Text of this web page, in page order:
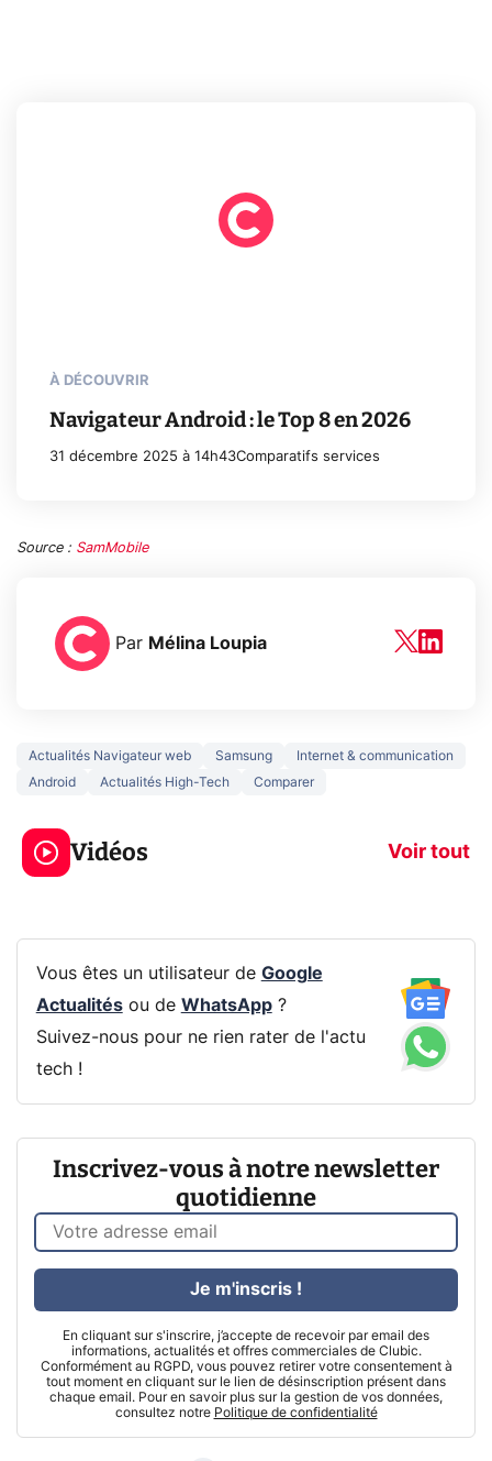
À DÉCOUVRIR
Navigateur Android : le Top 8 en 2026
31 décembre 2025 à 14h43Comparatifs services
Source : SamMobile
Par Mélina Loupia
Actualités Navigateur web Samsung
Internet & communication
Android
Actualités High-Tech Comparer
Vidéos Voir tout
3 écrans en 1 pour
319€ ? Voici L'AOC
CQ32G4ZA !
prochaine
Vous êtes un utilisateur de Google
Actualitésou de WhatsApp?
Suivez-nous pour ne rien rater de l'actu
tech !
Inscrivez-vous à notre newsletter
quotidienne
En cliquant sur s'inscrire, j’accepte de recevoir par email des
informations, actualités et offres commerciales de Clubic.
Conformément au RGPD, vous pouvez retirer votre consentement à
tout moment en cliquant sur le lien de désinscription présent dans
chaque email. Pour en savoir plus sur la gestion de vos données,
consultez notre Politique de confidentialité
Je m'inscris !